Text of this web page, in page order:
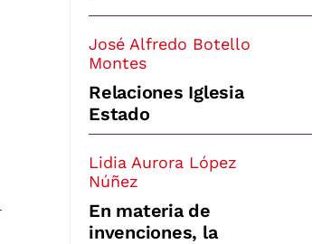
José Alfredo Botello
Montes
Relaciones Iglesia
Estado
Lidia Aurora López
Núñez
En materia de
invenciones, la